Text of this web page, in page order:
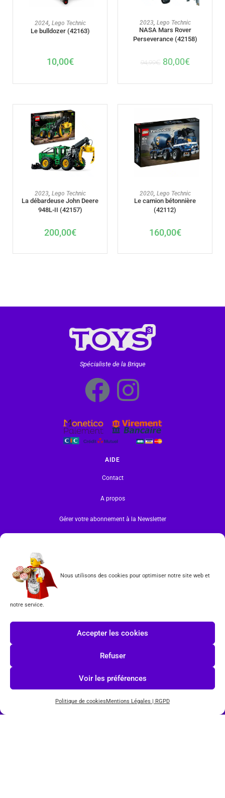
Nous utilisons des cookies pour optimiser notre site web et
notre service.
Accepter les cookies
Refuser
Voir les préférences
Politique de cookiesMentions Légales | RGPD
AJOUTER AU PANIER
2024, Lego Technic
Le bulldozer (42163)
10,00€
AJOUTER AU PANIER
2023, Lego Technic
NASA Mars Rover
Perseverance (42158)
94,99€ 80,00€
AJOUTER AU PANIER
2023 Lego Technic
La débardeuse John Deere
948L-II (42157)
200,00€
AJOUTER AU PANIER
2020, Lego Technic
Le camion bétonnière
(42112)
160,00€
Spécialiste de la Brique
AIDE
Contact
A propos
Gérer votre abonnement à la Newsletter
CGV
marque déposée par The LEGO Group. Les propriétaires des marques respectives citées sur le site
en restent les propriétaires. Tous droits réservés.